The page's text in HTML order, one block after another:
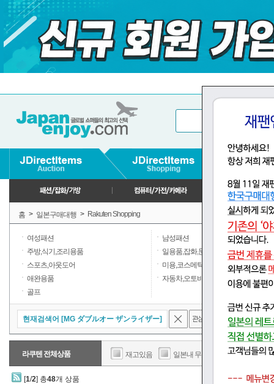
홈 > 일본구매대행 > Rakuten Shopping
여성패션
남성패션
주방,식기,조리용품
일용품,잡화,문구
스포츠,아웃도어
미용,코스메틱,향수
애완용품
자동차,오토바이
골프
현재검색어 [MG ダブルオー ザンライザー] 결과내검
라쿠텐 전체상품 재고있음 일본내 무료배송 판매가
[1/2] 총48개 상품